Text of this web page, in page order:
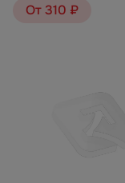
От 310 ₽